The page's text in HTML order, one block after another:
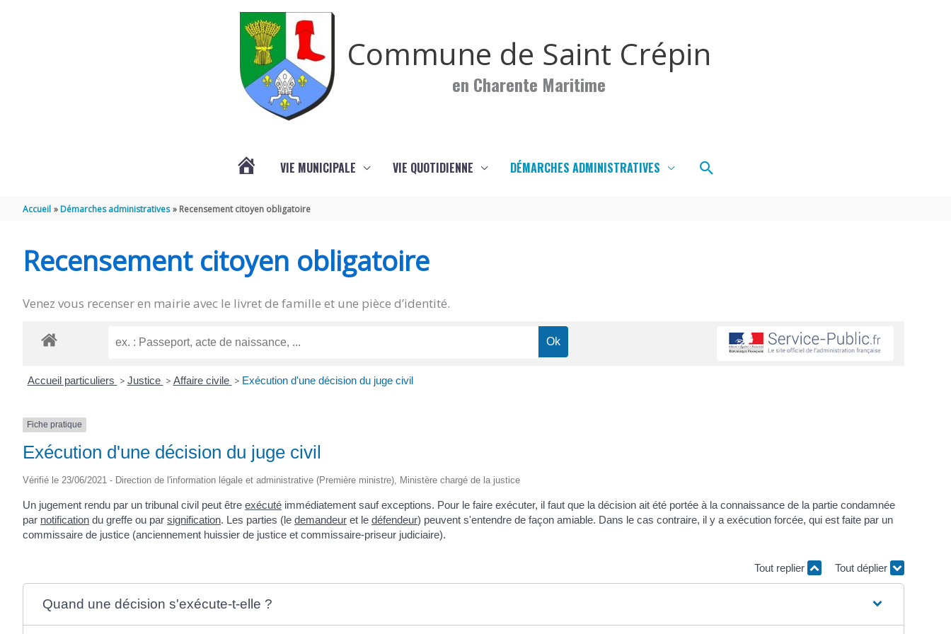
Commune de Saint Crépin
en Charente Maritime
SAINT-
VIE MUNICIPALE VIE QUOTIDIENNE DÉMARCHES ADMINISTRATIVES Rechercher
Accueil Démarches administratives Recensement citoyen obligatoire
Recensement citoyen obligatoire
Venez vous recenser en mairie avec le livret de famille et une pièce d’identité.
Accueil particuliers > Justice > Affaire civile > Exécution d'une décision du juge civil
Fiche pratique
Exécution d'une décision du juge civil
Vérifié le 23/06/2021 - Direction de l'information légale et administrative (Première ministre), Ministère chargé de la justice
Un jugement rendu par un tribunal civil peut être exécuté immédiatement sauf exceptions. Pour le faire exécuter, il faut que la décision ait été portée à la connaissance de la partie condamnée
par notification du greffe ou par signification. Les parties (le demandeur et le défendeur) peuvent s'entendre de façon amiable. Dans le cas contraire, il y a exécution forcée, qui est faite par un
commissaire de justice (anciennement huissier de justice et commissaire-priseur judiciaire).
Tout replier Tout déplier
Quand une décision s'exécute-t-elle ?